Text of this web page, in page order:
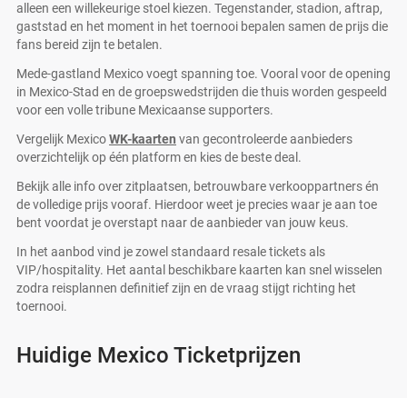
alleen een willekeurige stoel kiezen. Tegenstander, stadion, aftrap,
gaststad en het moment in het toernooi bepalen samen de prijs die
fans bereid zijn te betalen.
Mede-gastland Mexico voegt spanning toe. Vooral voor de opening
in Mexico-Stad en de groepswedstrijden die thuis worden gespeeld
voor een volle tribune Mexicaanse supporters.
Vergelijk MexicoWK-kaarten van gecontroleerde aanbieders
overzichtelijk op één platform en kies de beste deal.
Bekijk alle info over zitplaatsen, betrouwbare verkooppartners én
de volledige prijs vooraf. Hierdoor weet je precies waar je aan toe
bent voordat je overstapt naar de aanbieder van jouw keus.
In het aanbod vind je zowel standaard resale tickets als
VIP/hospitality. Het aantal beschikbare kaarten kan snel wisselen
zodra reisplannen definitief zijn en de vraag stijgt richting het
toernooi.
Huidige Mexico Ticketprijzen